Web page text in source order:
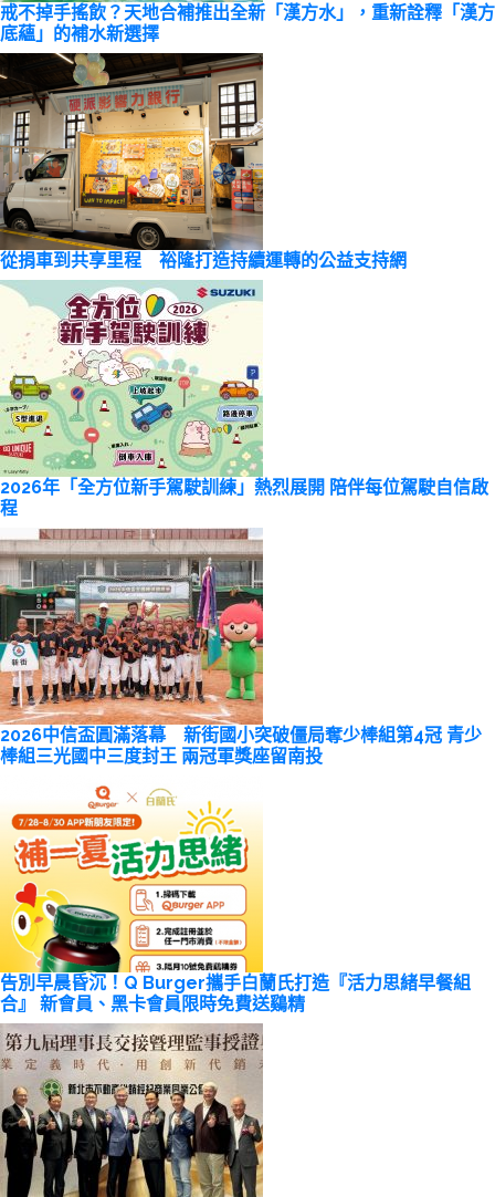
戒不掉手搖飲？天地合補推出全新「漢方水」，重新詮釋「漢方
底蘊」的補水新選擇
從捐車到共享里程 裕隆打造持續運轉的公益支持網
2026年「全方位新手駕駛訓練」熱烈展開 陪伴每位駕駛自信啟
程
2026中信盃圓滿落幕 新街國小突破僵局奪少棒組第4冠 青少
棒組三光國中三度封王 兩冠軍獎座留南投
告別早晨昏沉！Q Burger攜手白蘭氏打造『活力思緒早餐組
合』 新會員、黑卡會員限時免費送鷄精